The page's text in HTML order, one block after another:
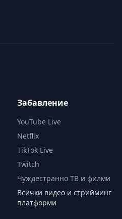
Забавление
YouTube Live
Netflix
TikTok Live
Twitch
Чуждестранно ТВ и филми
Всички видео и стрийминг
платформи